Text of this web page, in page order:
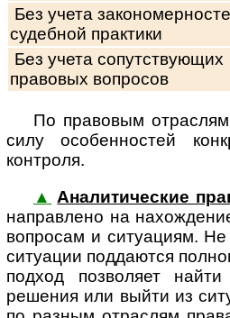
Без учета
судебной практики
Без учета сопутствующих
правовых вопросов
По правовым
си­лу осо­бен­нос­тей
контроля.
▲ Аналитические
на­п­рав­ле­но на
вопросам и ситуациям.
ситуации поддаются
подход позволяет
решения или выйти из